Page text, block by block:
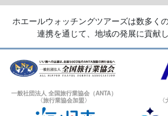
ホエールウォッチングツアーズは数多く
連携を通じて、地域の発展に貢献
一般社団法人 全国旅行業協会（ANTA）
〈旅行業協会加盟〉